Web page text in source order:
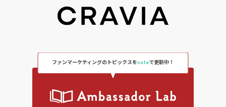
ファンマーケティングのトピックスをnoteで更新中！